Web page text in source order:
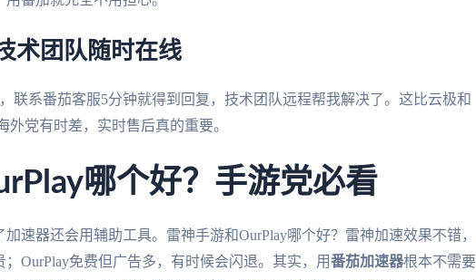
术团队随时在线
联系番茄客服5分钟就得到回复，技术团队远程帮我解决了。这比云极和
党有时差，实时售后真的重要。
哪个好？手游党必看
速器还会用辅助工具。雷神手游和OurPlay哪个好？雷神加速效果不错，
OurPlay免费但广告多，有时候会闪退。其实，用番茄加速器根本不需要